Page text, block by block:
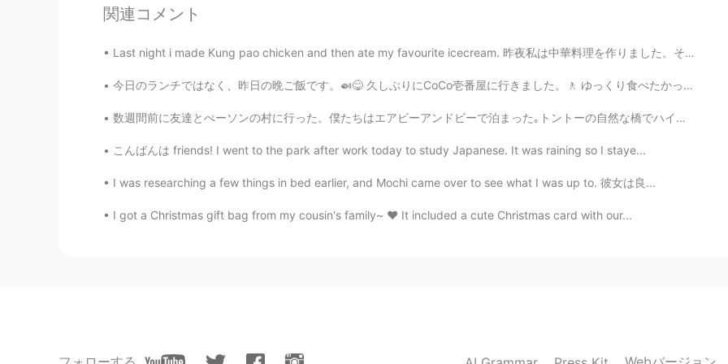
関連コメント
Last night i made Kung pao chicken and then ate my favourite icecream. 昨夜私は中華料理を作りました。それから私は砂漠の...
今日のランチではなく、昨日の晩ご飯です。🍛😋 久しぶりにCoCo壱番屋に行きました。🚶 ゆっくり食べたかったので、一人で店に行って、カウンタじゃなくて、テーブルに座って食べました。🤓 出か...
数週間前に友達とぺーソンの村に行った。僕たちはエアビーアンドビーで泊まった｡トントーの自然な橋でハイキングに行った。とても美しい場所だったよ！ 子供時代はそこに行ったが、こんな広いさ思い出さなか...
こんばんは friends! I went to the park after work today to study Japanese. It was raining so I staye...
I was researching a few things in bed earlier, and Mochi came over to see what I was up to. 彼女は良...
I got a Christmas gift bag from my cousin's family~ ❤ It included a cute Christmas card with our...